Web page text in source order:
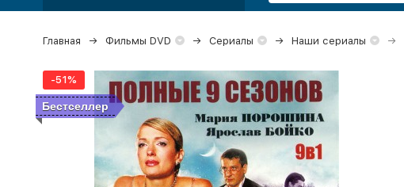
Главная Фильмы DVD Сериалы Наши сериалы
-51%
Бестселлер